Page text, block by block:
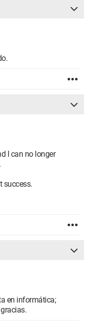
I can no longer
success.
en informática;